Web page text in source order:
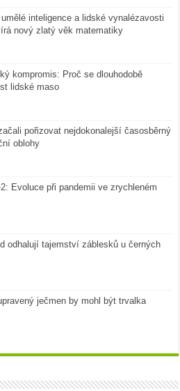
umělé inteligence a lidské vynalézavosti
nový zlatý věk matematiky
kompromis: Proč se dlouhodobě
lidské maso
pořizovat nejdokonalejší časosběrný
oblohy
Evoluce při pandemii ve zrychleném
odhalují tajemství záblesků u černých
ječmen by mohl být trvalka